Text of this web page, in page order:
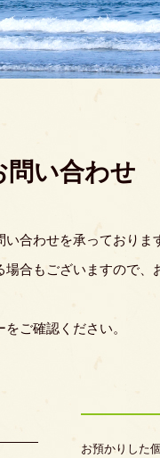
問い合わせ
合わせを承っておりま
合もございますので
ご確認ください。
お預かりした